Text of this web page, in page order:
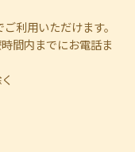
利用いただけます。
間内までにお電話ま